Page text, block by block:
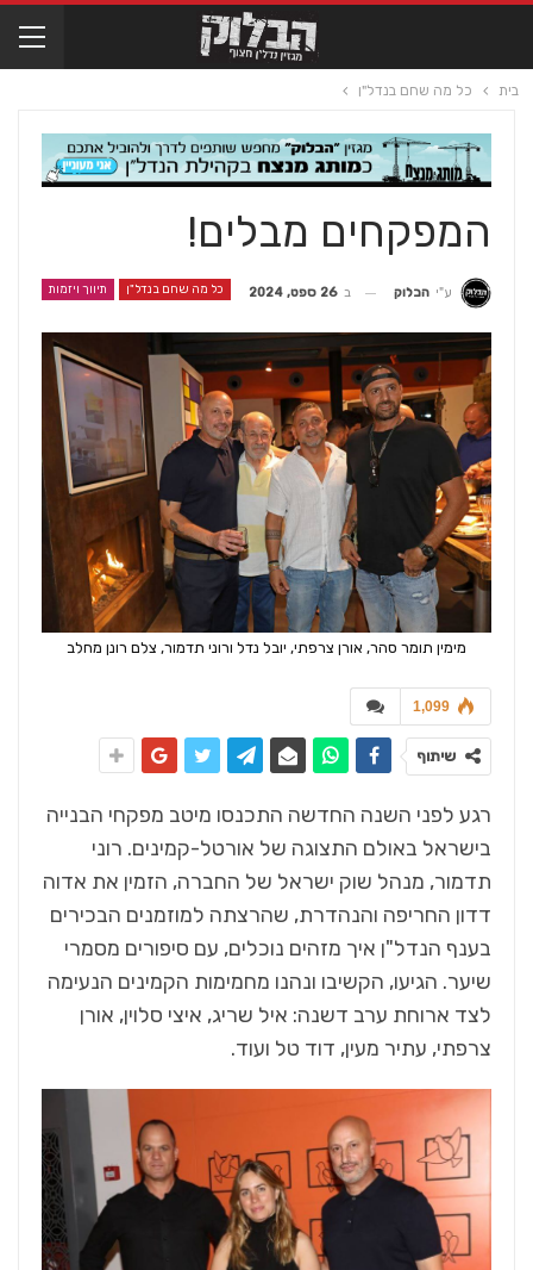
בית כל מה שחם בנדל"ן
המפקחים מבלים!
כל מה שחם בנדל"ן תיווך ויזמות ע"י הבלוק ב 26 ספט, 2024
מימין תומר סהר, אורן צרפתי, יובל נדל ורוני תדמור, צלם רונן מחלב
1,099
שיתוף
רגע לפני השנה החדשה התכנסו מיטב מפקחי הבנייה
בישראל באולם התצוגה של אורטל-קמינים. רוני
תדמור, מנהל שוק ישראל של החברה, הזמין את אדוה
דדון החריפה והנהדרת, שהרצתה למוזמנים הבכירים
בענף הנדל"ן איך מזהים נוכלים, עם סיפורים מסמרי
שיער. הגיעו, הקשיבו ונהנו מחמימות הקמינים הנעימה
לצד ארוחת ערב דשנה: איל שריג, איצי סלוין, אורן
צרפתי, עתיר מעין, דוד טל ועוד.